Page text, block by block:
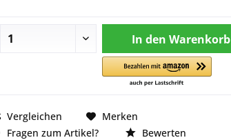
In den Warenkorb
Vergleichen
Merken
Fragen zum Artikel?
Bewerten